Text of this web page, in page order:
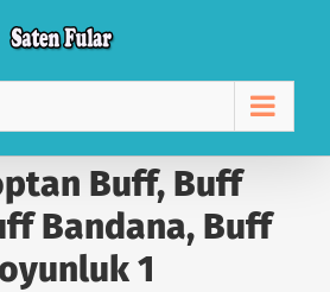
Buff, Buff
Bandana, Buff
1